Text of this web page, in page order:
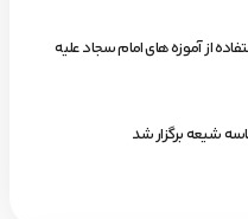
از آموزه های امام سجاد علیه
شیعه برگزار شد